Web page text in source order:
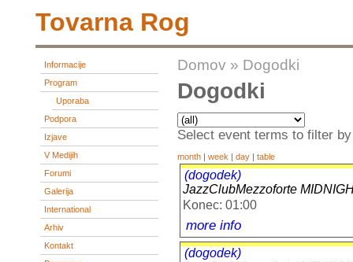
Tovarna Rog
Informacije
Program
Uporaba
Podpora
Izjave
V Medijih
Forumi
Galerija
International
Arhiv
Kontakt
Domov » Dogodki
Dogodki
Select event terms to filter by
month | week | day | table
(dogodek)
JazzClubMezzoforte
Konec: 01:00
more info
(dogodek)